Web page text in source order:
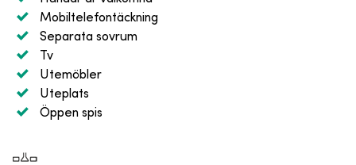
Mobiltelefontäckning
Separata sovrum
Tv
Utemöbler
Uteplats
Öppen spis